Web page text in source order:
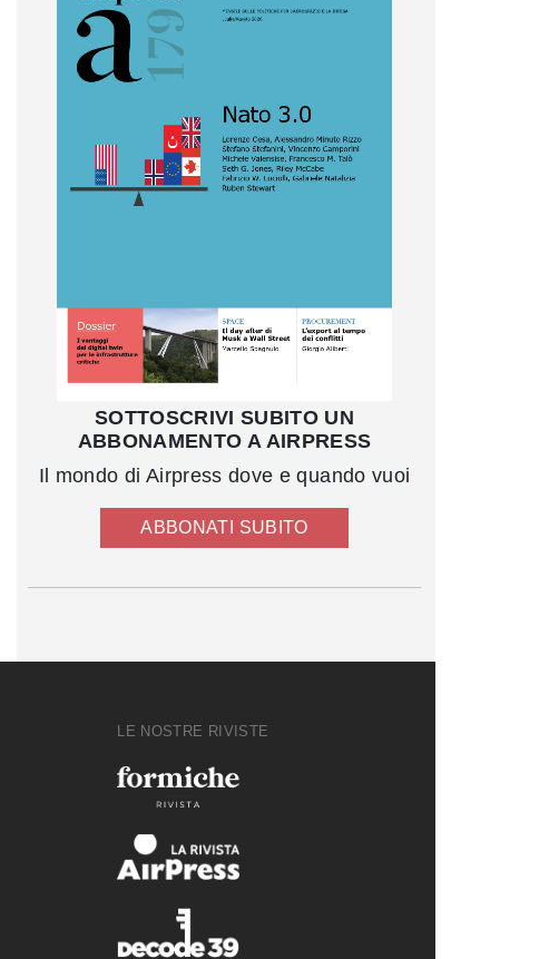
SOTTOSCRIVI SUBITO UN
ABBONAMENTO A AIRPRESS
Il mondo di Airpress dove e quando vuoi
ABBONATI SUBITO
LE NOSTRE RIVISTE